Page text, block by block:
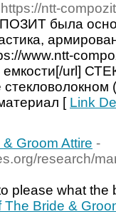
ntt-
была
www.ntt-
емкости[/url]
[ Link
Groom Attire -
research/
please what
Bride &